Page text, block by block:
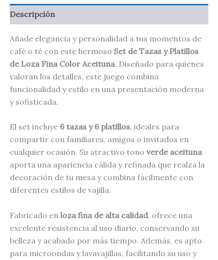
Descripción
Añade elegancia y personalidad a tus momentos de
café o té con este hermoso Set de Tazas y Platillos
de Loza Fina Color Aceituna. Diseñado para quienes
valoran los detalles, este juego combina
funcionalidad y estilo en una presentación moderna
y sofisticada.
El set incluye 6 tazas y 6 platillos, ideales para
compartir con familiares, amigos o invitados en
cualquier ocasión. Su atractivo tono verde aceituna
aporta una apariencia cálida y refinada que realza la
decoración de tu mesa y combina fácilmente con
diferentes estilos de vajilla.
Fabricado en loza fina de alta calidad, ofrece una
excelente resistencia al uso diario, conservando su
belleza y acabado por más tiempo. Además, es apto
para microondas y lavavajillas, facilitando su uso y